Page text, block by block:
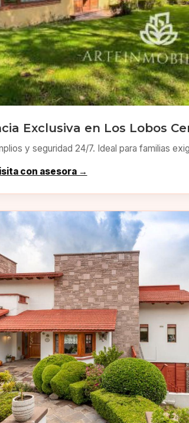
Exclusiva en Los Lobos
y seguridad 24/7. Ideal para familias
con asesora →